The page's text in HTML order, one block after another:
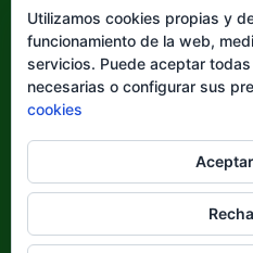
Elegir
idioma
Utilizamos cookies propias y
funcionamiento de la web,
servicios. Puede aceptar
necesarias o configurar sus
cookies